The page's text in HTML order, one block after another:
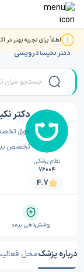
لطفاً برای تجربه بهتر در
صفحه اصلی/دکتر غدد
دکتر نکیسا درویشی
نظام پزشکی
76004
4.7
دکتر
فوق
تخصص
پوشش‌دهی بیمه
درباره پزشکمحل